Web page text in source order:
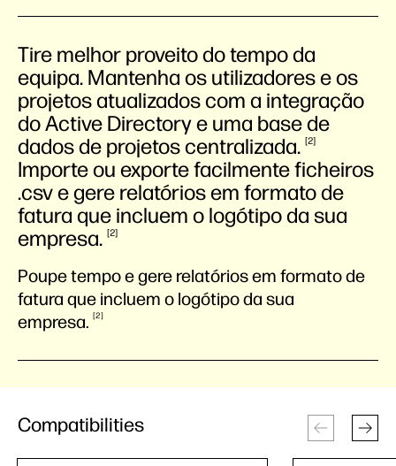
Tire melhor proveito do tempo da
equipa. Mantenha os utilizadores e os
projetos atualizados com a integração
do Active Directory e uma base de
dados de projetoscentralizada. 2
Importe ou exporte facilmente ficheiros
.csv e gere relatórios em formato de
fatura que incluem o logótipo da sua
empresa.
2
Poupe tempo e gere relatórios em formato de
fatura que incluem o logótipo da sua
empresa.
2
Compatibilities